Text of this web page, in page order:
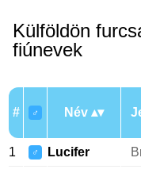
Külföldön
fiúnevek
# ♂ Név
1 ♂ Lucifer